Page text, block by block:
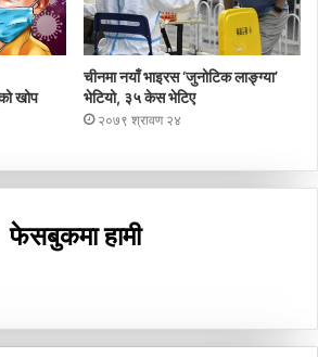
खोप
चीनमा नयाँ भाइरस ‘जुनोटिक लाङ्ग्या’
भेटियो, ३५ केस भेटिए
२०७९ श्रावण २४
फेसबुकमा हामी